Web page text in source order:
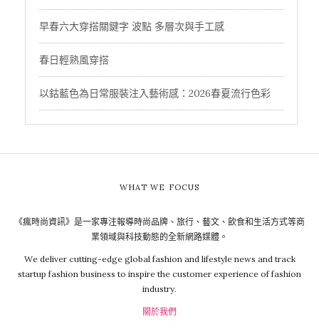
早春六大穿搭關鍵字 波點 多層次與手工感
春日輕熟風穿搭
以鈷藍色為日常服裝注入藝術感：2026春夏流行色彩
WHAT WE FOCUS
《瘋時尚資訊》是一家專注報導時尚品牌、旅行、藝文、飲食和生活方式等商
業領域與科技動態的全新網路媒體。
We deliver cutting-edge global fashion and lifestyle news and track
startup fashion business to inspire the customer experience of fashion
industry.
關於我們